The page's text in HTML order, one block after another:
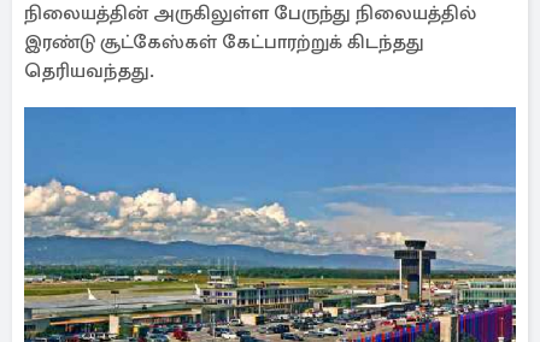
நிலையத்தின் அருகிலுள்ள பேருந்து நிலையத்தில்
இரண்டு சூட்கேஸ்கள் கேட்பாரற்றுக் கிடந்தது
தெரியவந்தது.